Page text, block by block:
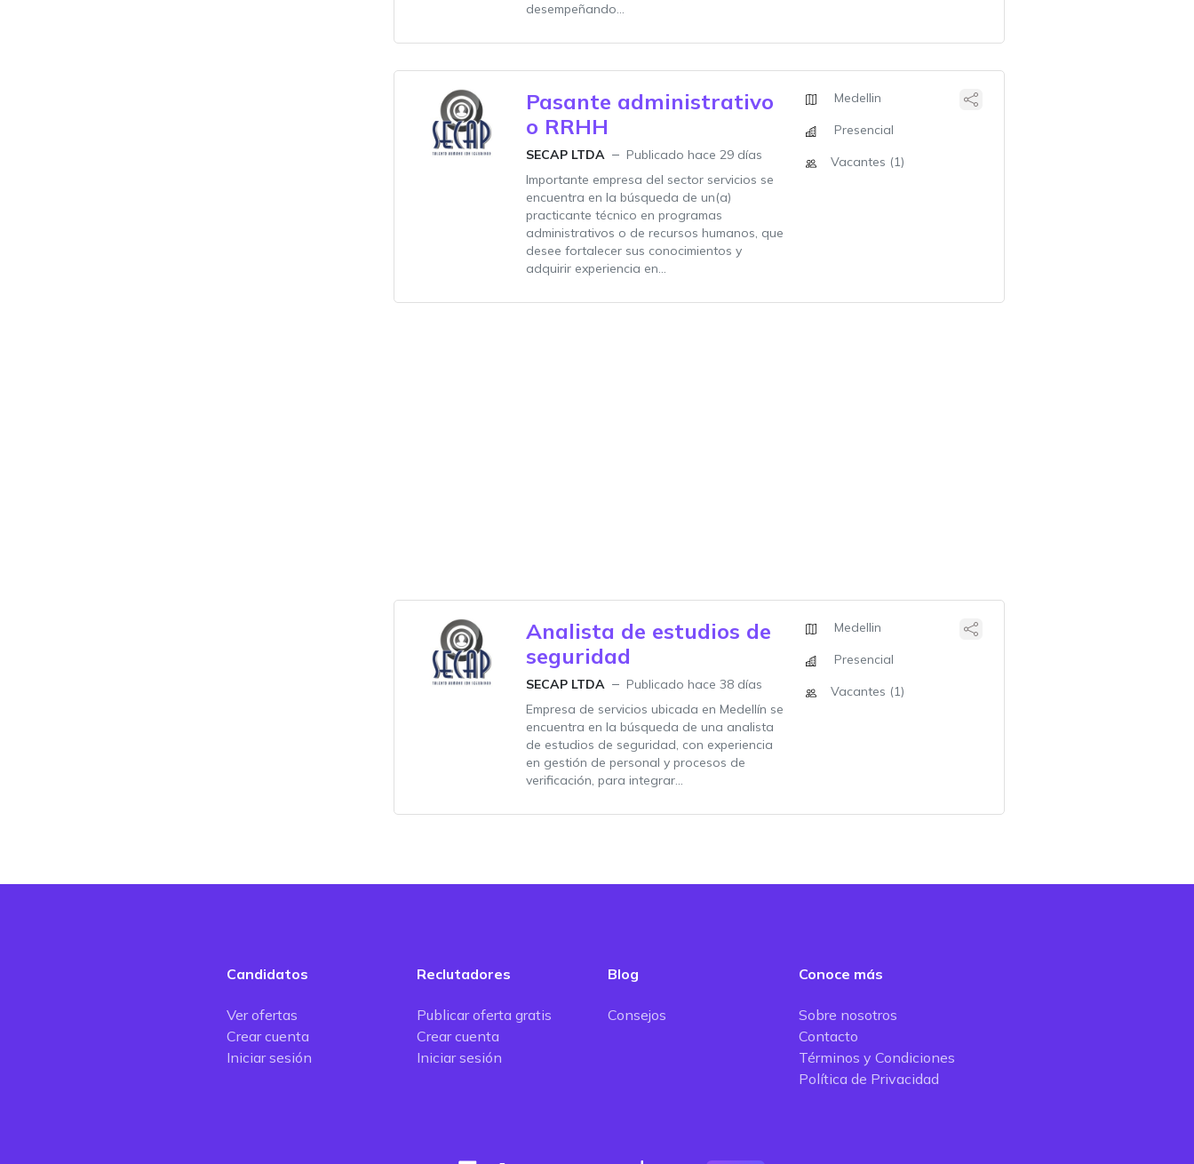
desempeñando...
Pasante administrativo
o RRHH
SECAP LTDA
Publicado hace 29 días
Importante empresa del sector servicios se
encuentra en la búsqueda de un(a)
practicante técnico en programas
administrativos o de recursos humanos, que
desee fortalecer sus conocimientos y
adquirir experiencia en...
Medellin
Presencial
Vacantes (1)
Analista de estudios de
seguridad
SECAP LTDA
Publicado hace 38 días
Empresa de servicios ubicada en Medellín se
encuentra en la búsqueda de una analista
de estudios de seguridad, con experiencia
en gestión de personal y procesos de
verificación, para integrar...
Medellin
Presencial
Vacantes (1)
Candidatos
Ver ofertas
Crear cuenta
Iniciar sesión
Reclutadores
Publicar oferta gratis
Crear cuenta
Iniciar sesión
Blog
Consejos
Conoce más
Sobre nosotros
Contacto
Términos y Condiciones
Política de Privacidad